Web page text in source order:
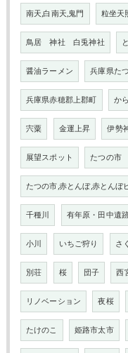
南天,白南天,鬼門 粒坐天
鳥居 神社 白兎神社
醤油ラーメン 兵庫県た
兵庫県赤穂郡上郡町 か
宍粟 金運上昇 伊勢
展望スポット たつの
たつの市,赤とんぼ,赤とんぼ
千種川 有年原・田中遺
小川 いちご狩り さ
別荘 桜 団子 西
リノベーション 夜桜
たけのこ 姫路市太市